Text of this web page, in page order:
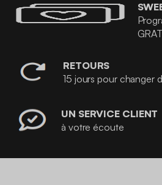
RETOURS
15 jours pour changer
UN SERVICE CLIENT
à votre écoute